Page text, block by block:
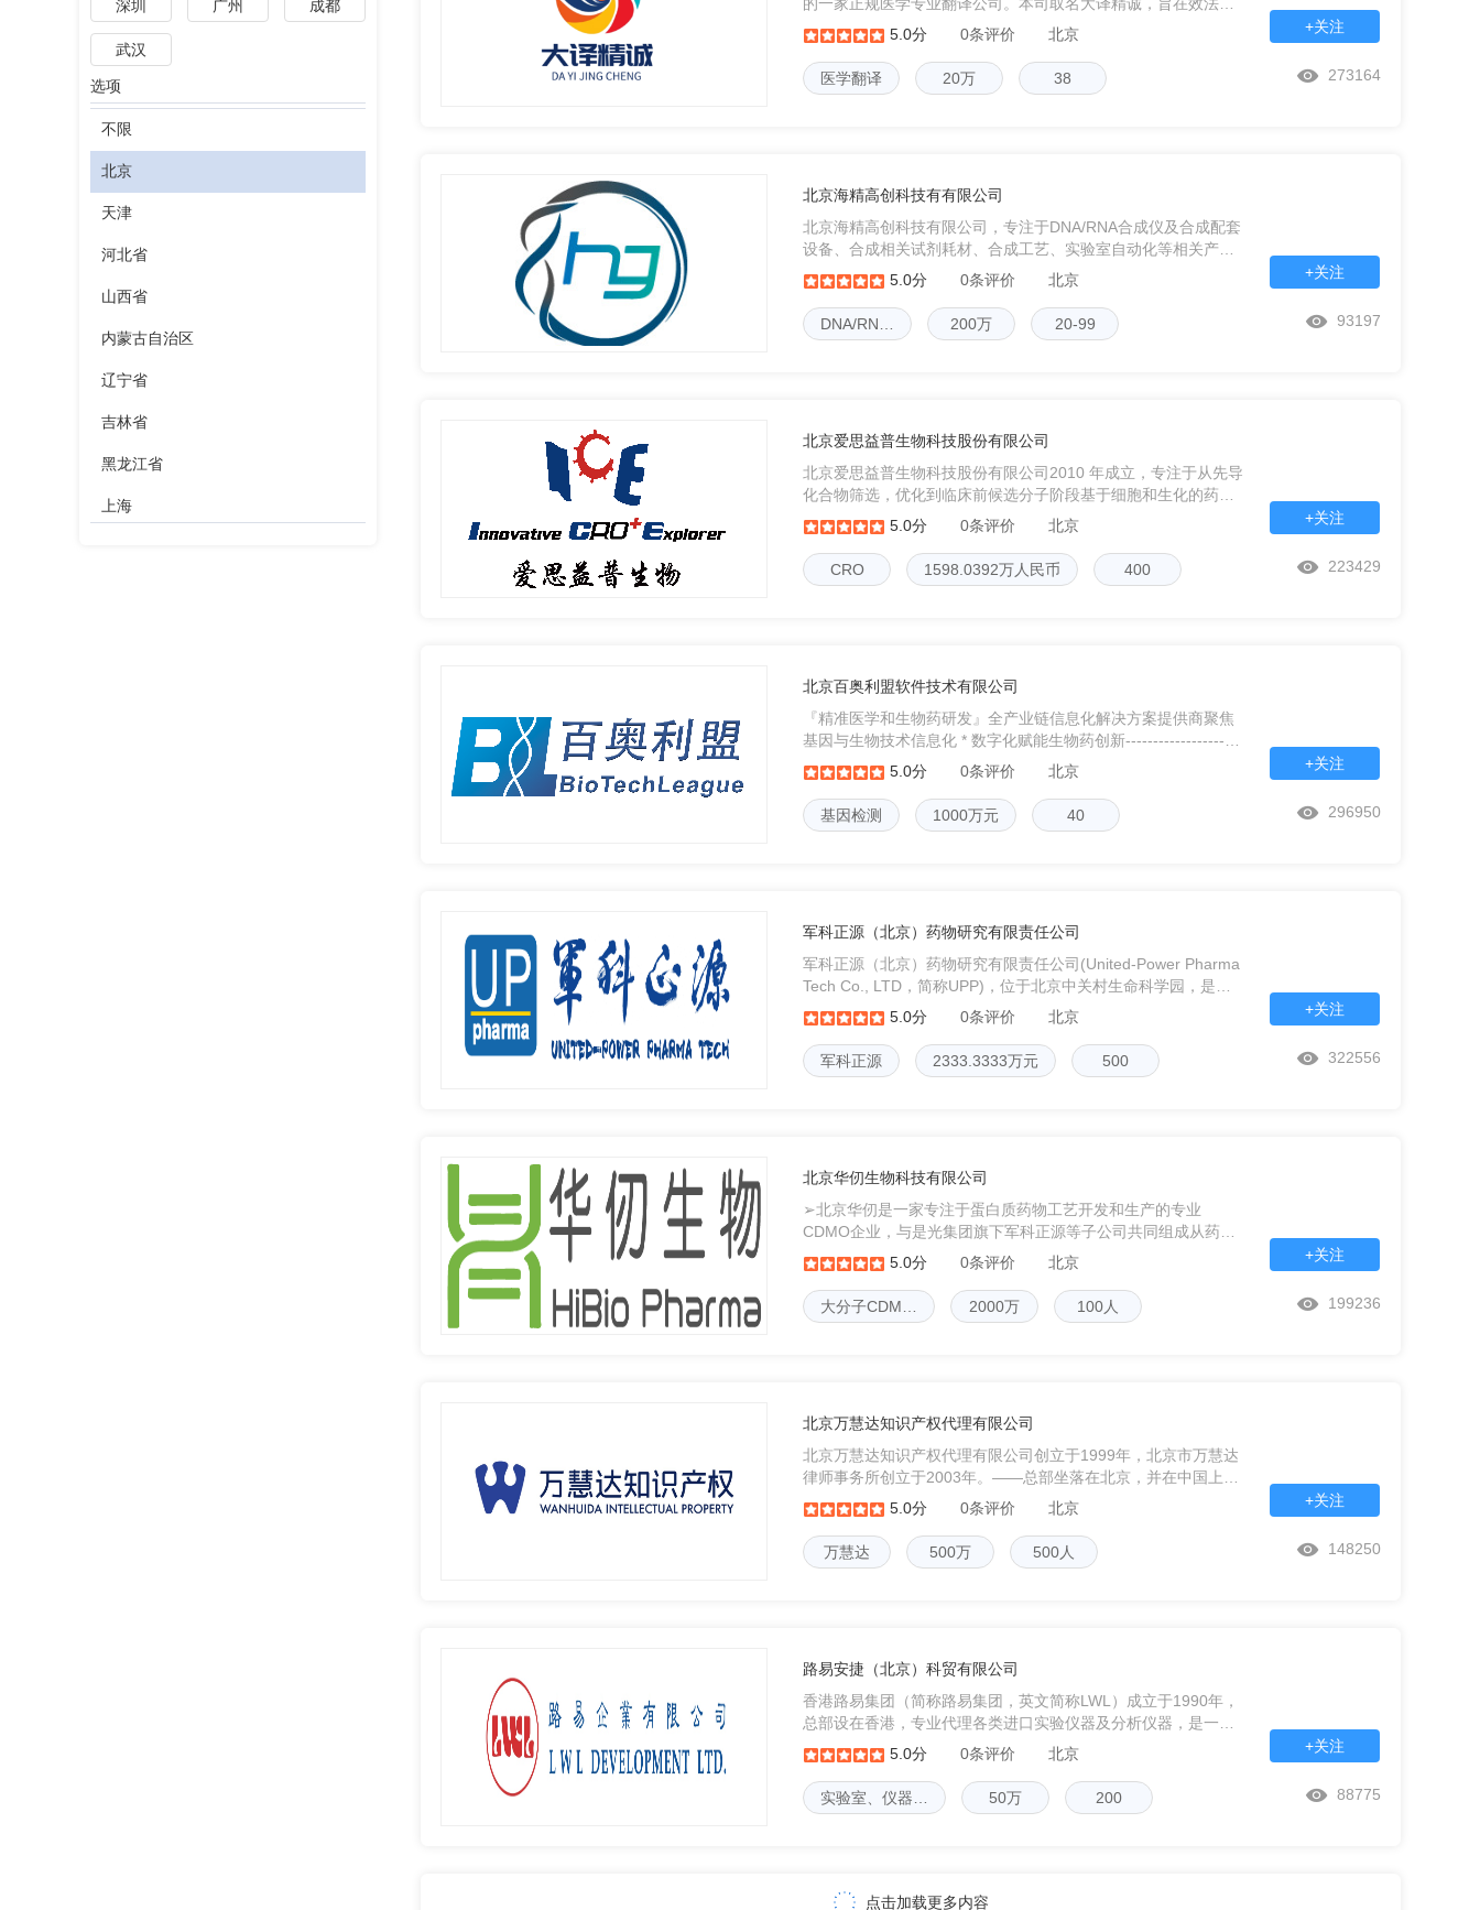
深圳 广州 成都
武汉
选项
不限
北京
天津
河北省
山西省
内蒙古自治区
辽宁省
吉林省
黑龙江省
上海
医精诚。业务范围覆盖整个医学领域，包括医疗器械、临床试
验、动物实验、药品等资料的翻译。公
5.0分 0条评价 北京
医学翻译 20万 38 273164
+关注
北京海精高创科技有有限公司
北京海精高创科技有限公司，专注于DNA/RNA合成仪及合成配套
设备、合成相关试剂耗材、合成工艺、实验室自动化等相关产品
及服务，为您提供最快捷、最高效的DNA/RNA合成相关产品及服
务。可根据客户
5.0分 0条评价 北京
DNA/RN… 200万 20-99 93197
+关注
北京爱思益普生物科技股份有限公司
北京爱思益普生物科技股份有限公司2010 年成立，专注于从先导
化合物筛选，优化到临床前候选分子阶段基于细胞和生化的药物
体外筛选技术和早期药物机理研究，关注肿瘤，免疫，心血管，
中枢神经系统等疾病领域的生
5.0分 0条评价 北京
CRO 1598.0392万人民币 400 223429
+关注
北京百奥利盟软件技术有限公司
『精准医学和生物药研发』全产业链信息化解决方案提供商聚焦
基因与生物技术信息化 * 数字化赋能生物药创新---------------------
----------------------------
5.0分 0条评价 北京
基因检测 1000万元 40 296950
+关注
军科正源（北京）药物研究有限责任公司
军科正源（北京）药物研究有限责任公司(United-Power Pharma
Tech Co., LTD，简称UPP)，位于北京中关村生命科学园，是一
家以临床和临床前药代，药效和免疫原
5.0分 0条评价 北京
军科正源 2333.3333万元 500 322556
+关注
北京华仞生物科技有限公司
➢北京华仞是一家专注于蛋白质药物工艺开发和生产的专业
CDMO企业，与是光集团旗下军科正源等子公司共同组成从药物
研发到上市的一站式服务平台。 ➢拥有国际一流的研发生产设
备。➢北京华仞依托于蛋白质药物国家
5.0分 0条评价 北京
大分子CDM… 2000万 100人 199236
+关注
北京万慧达知识产权代理有限公司
北京万慧达知识产权代理有限公司创立于1999年，北京市万慧达
律师事务所创立于2003年。——总部坐落在北京，并在中国上
海、广州、深圳、香港、宁波、苏州、杭州、天津、重庆等地设
有办公机构。——专业团队4
5.0分 0条评价 北京
万慧达 500万 500人 148250
+关注
路易安捷（北京）科贸有限公司
香港路易集团（简称路易集团，英文简称LWL）成立于1990年，
总部设在香港，专业代理各类进口实验仪器及分析仪器，是一家
在医药、生物工程、科研院校、检验检疫、农业、化工、电子、
食品、烟草、轻工等领域拥有
5.0分 0条评价 北京
实验室、仪器… 50万 200 88775
+关注
点击加载更多内容